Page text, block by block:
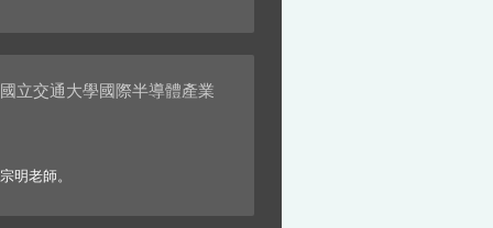
立交通大學國際半導體產業
明老師。